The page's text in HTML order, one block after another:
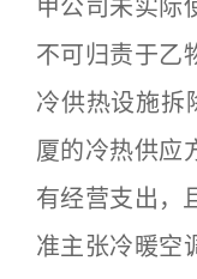
甲公司未实际
不可归责于乙
冷供热设施拆
厦的冷热供应
有经营支出，
准主张冷暖空